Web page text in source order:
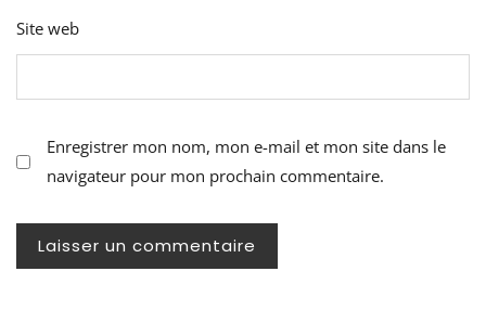
Site web
Enregistrer mon nom, mon e-mail et mon site dans le
navigateur pour mon prochain commentaire.